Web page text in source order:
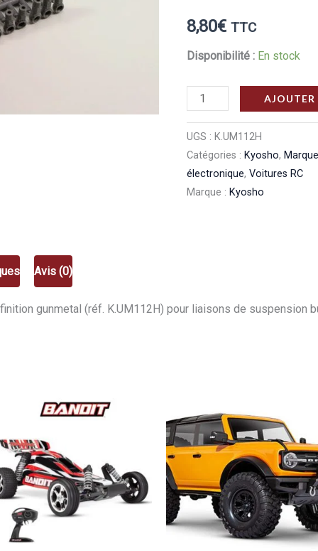
8,80€ TTC
Disponibilité : En stock
quantité
Kyosho
Chapes
4,8
mm
AJOUTER
UGS : K.UM112H
Catégories : Kyosho,
électronique,Voitures RC
Marque : Kyosho
Avis (0)
gunmetal (réf. K.UM112H) pour liaisons de suspension